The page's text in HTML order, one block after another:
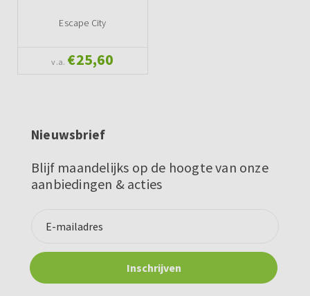
Escape City
v.a. €25,60
Nieuwsbrief
Blijf maandelijks op de hoogte van onze
aanbiedingen & acties